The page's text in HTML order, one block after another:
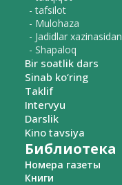
- tafsilot
- Mulohaza
- Jadidlar xazinasidan
- Shapaloq
Bir soatlik dars
Sinab ko‘ring
Taklif
Intervyu
Darslik
Kino tavsiya
Библиотека
Номера газеты
Книги